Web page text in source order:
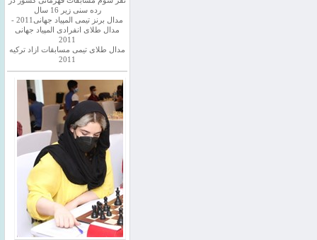
رده سنی زیر 16 سال
مدال برنز تیمی المپیاد جهانی2011 -
مدال طلای انفرادی المپیاد جهانی
2011
مدال طلای تیمی مسابقات ازاد ترکیه
2011